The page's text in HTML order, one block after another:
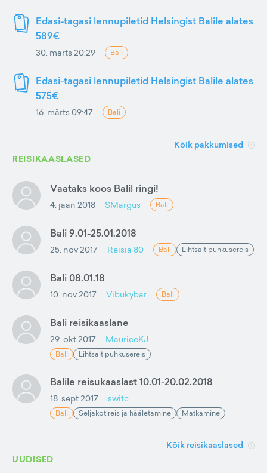
Edasi-tagasi lennupiletid Helsingist Balile alates
589€
30. märts 20:29 Bali
Edasi-tagasi lennupiletid Helsingist Balile alates
575€
16. märts 09:47 Bali
Kõik pakkumised
REISIKAASLASED
Vaataks koos Balil ringi!
4. jaan 2018 SMargus Bali
Bali 9.01-25.01.2018
25. nov 2017 Reisia 80 Bali Lihtsalt puhkusereis
Bali 08.01.18
10. nov 2017 Vibukybar Bali
Bali reisikaaslane
29. okt 2017 MauriceKJ
Bali Lihtsalt puhkusereis
Balile reisukaaslast 10.01-20.02.2018
18. sept 2017 switc
Bali Seljakotireis ja hääletamine Matkamine
Kõik reisikaaslased
UUDISED